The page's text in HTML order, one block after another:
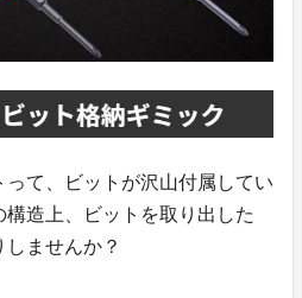
て、ビットが沢山付属してい
造上、ビットを取り出した
ませんか？